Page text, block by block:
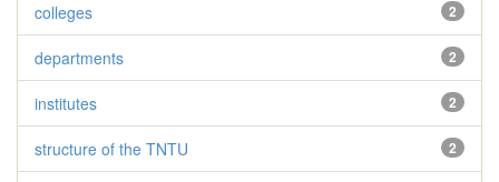
2
colleges
2
departments
2
institutes
2
structure of the TNTU